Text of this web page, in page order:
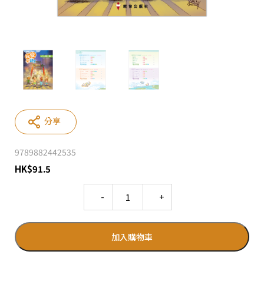
9789882442535
HK$91.5
加入購物車
分享